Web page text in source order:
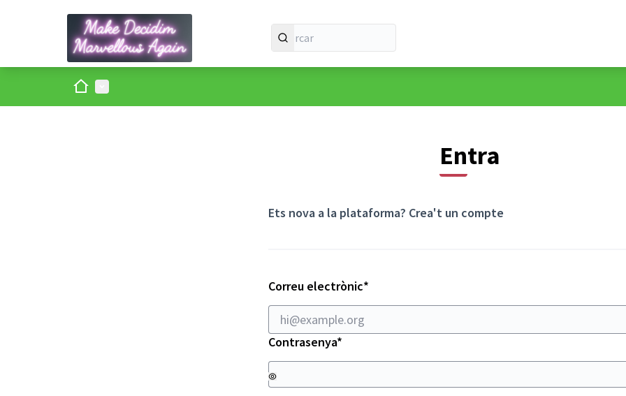
Inici Menú principal
Entra
Ets nova a la plataforma? Crea't un compte
Correu electrònic*
Contrasenya*